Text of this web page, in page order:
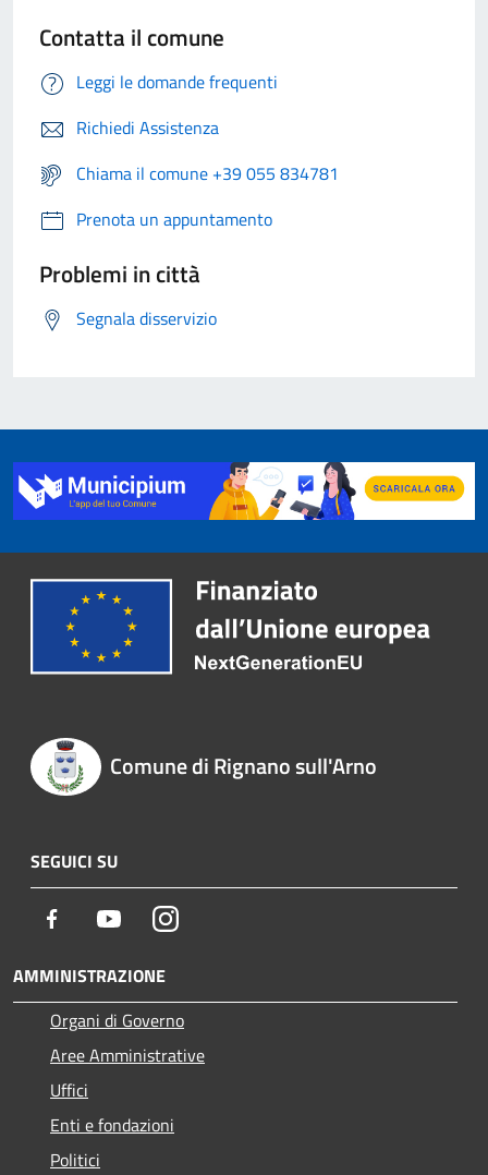
Contatta il comune
Leggi le domande frequenti
Richiedi Assistenza
Chiama il comune +39 055 834781
Prenota un appuntamento
Problemi in città
Segnala disservizio
Comune di Rignano sull'Arno
SEGUICI SU
Facebook YoutubeInstagram
AMMINISTRAZIONE
Organi di Governo
Aree Amministrative
Uffici
Enti e fondazioni
Politici